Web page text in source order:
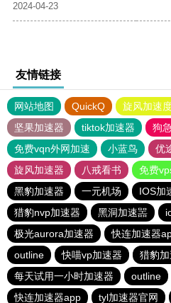
2024-04-23
友情链接
网站地图 QuickQ 旋风加速
坚果加速器
tiktok加速器
狗
免费vqn外网加速
小蓝鸟 优
旋风加速器
八戒看书
免费
黑豹加速器
一元机场 IOS加
猎豹nvp加速器
黑洞加速噐
极光aurora加速器
快连加速器
outline
快喵vp加速器
猎豹
每天试用一小时加速器
outline
快连加速器app
tyl加速器官网